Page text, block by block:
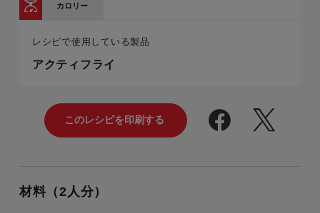
カロリー
レシピで使用している製品
アクティフライ
材料（2人分）